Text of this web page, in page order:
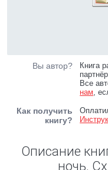
Вы автор?
Книга
Все
нам,
Как получить
книгу?
Описание
ночь.